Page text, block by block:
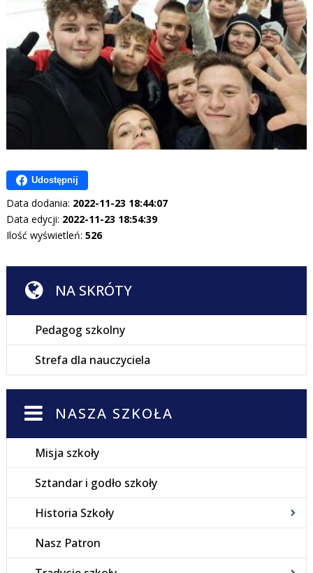
Udostępnij
Data dodania: 2022-11-23 18:44:07
Data edycji: 2022-11-23 18:54:39
Ilość wyświetleń: 526
NA SKRÓTY
Pedagog szkolny
Strefa dla nauczyciela
NASZA SZKOŁA
Misja szkoły
Sztandar i godło szkoły
Historia Szkoły
Nasz Patron